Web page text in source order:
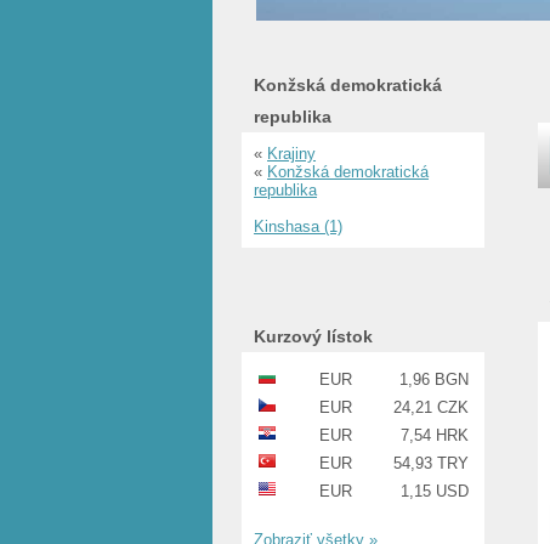
Konžská demokratická
republika
« Krajiny
« Konžská demokratická
republika
Kinshasa (1)
Kurzový lístok
EUR
1,96 BGN
EUR
24,21 CZK
EUR
7,54 HRK
EUR
54,93 TRY
EUR
1,15 USD
Zobraziť všetky »